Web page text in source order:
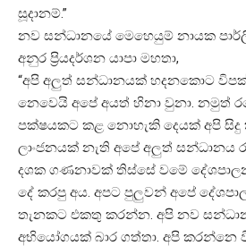
සූදානම්.”
නව සන්ධානයේ මෙහෙයුම් නායක
අනුර ප්‍රියදර්ශන යාපා මහතා,
“අපි අලුත් සන්ධානයක් හදනකොට
නෙවෙයි අපේ අයත් හිනා වුනා. නමුත්
පක්ෂයකට කළ නොහැකි දෙයක් අපි සිදු
ලාංජනයක් නැති අපේ අලුත් සන්ධානය
දශක ගණනාවක් තිස්සේ වමේ
දේ කරපු අය. අපට පුලුවන් අපේ
තැනකට එකතු කරන්න. අපි නව
අභියෝගයක් බාර ගත්තා. අපි කරන්නෙ